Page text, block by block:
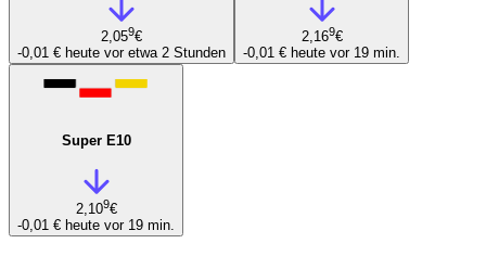
2,059€
-0,01 € heute vor etwa 2 Stunden
2,169€
-0,01 € heute vor 19 min.
Super E10
2,109€
-0,01 € heute vor 19 min.